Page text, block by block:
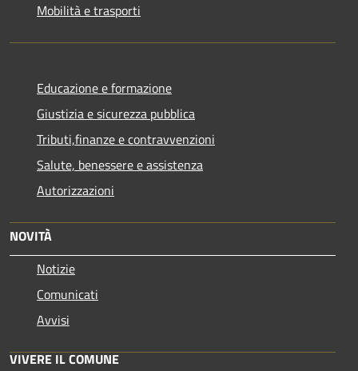
Mobilità e trasporti
Educazione e formazione
Giustizia e sicurezza pubblica
Tributi,finanze e contravvenzioni
Salute, benessere e assistenza
Autorizzazioni
NOVITÀ
Notizie
Comunicati
Avvisi
VIVERE IL COMUNE